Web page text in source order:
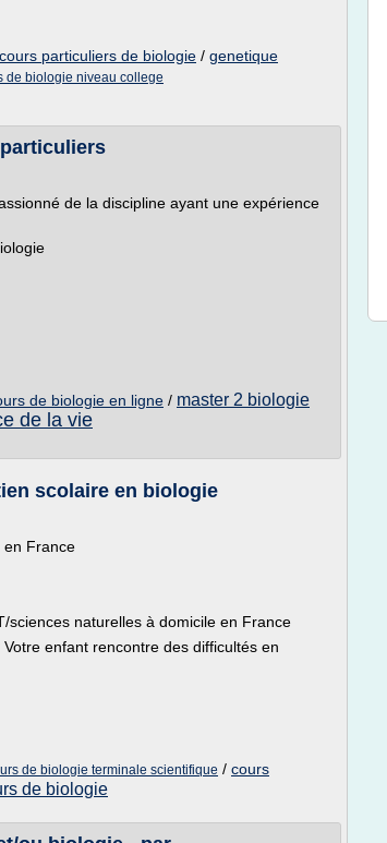
cours particuliers de biologie / genetique
de biologie niveau college
de la discipline ayant une expérience
de biologie en ligne / master 2 biologie
de la vie
scolaire en biologie
en France
sciences naturelles à domicile en France
enfant rencontre des difficultés en
de biologie terminale scientifique / cours
de biologie